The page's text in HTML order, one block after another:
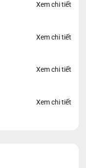
Xem chi tiết
Xem chi tiết
Xem chi tiết
Xem chi tiết